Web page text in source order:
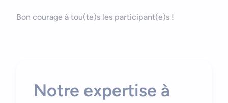
Bon courage à tou(te)s les participant(e)s !
Notre expertise à